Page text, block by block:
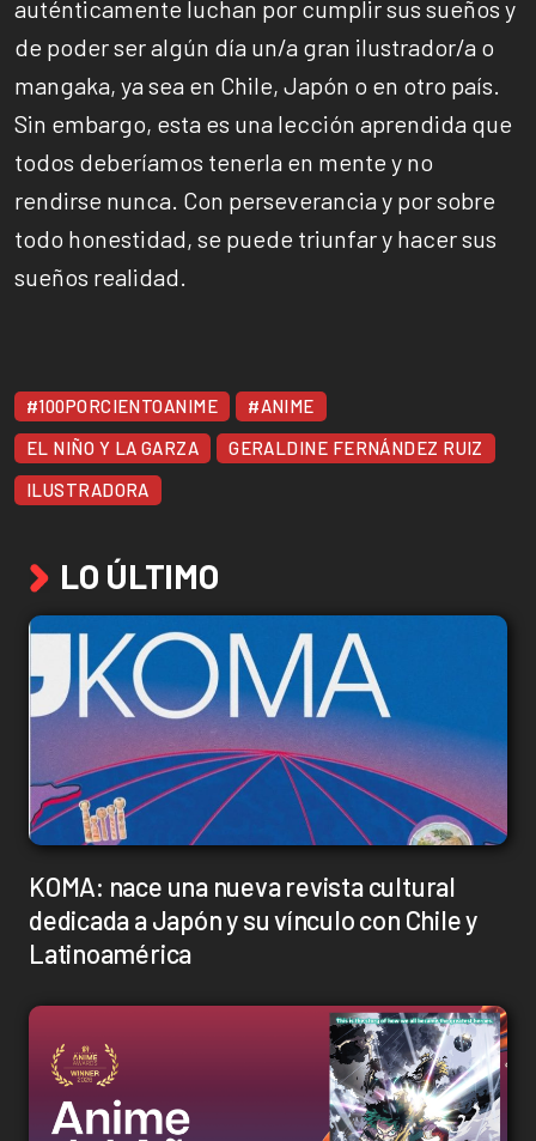
auténticamente luchan por cumplir sus sueños y
de poder ser algún día un/a gran ilustrador/a o
mangaka, ya sea en Chile, Japón o en otro país.
Sin embargo, esta es una lección aprendida que
todos deberíamos tenerla en mente y no
rendirse nunca. Con perseverancia y por sobre
todo honestidad, se puede triunfar y hacer sus
sueños realidad.
#100PORCIENTOANIME
#ANIME
EL NIÑO Y LA GARZA
GERALDINE FERNÁNDEZ RUIZ
ILUSTRADORA
LO ÚLTIMO
KOMA: nace una nueva revista cultural
dedicada a Japón y su vínculo con Chile y
Latinoamérica